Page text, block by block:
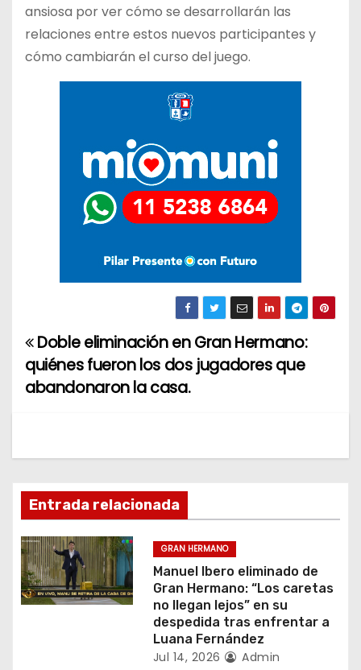
ansiosa por ver cómo se desarrollarán las
relaciones entre estos nuevos participantes y
cómo cambiarán el curso del juego.
N
a
e
g
a
c
i
Doble eliminación en Gran Hermano:
quiénes fueron los dos jugadores que
abandonaron la casa.
Entrada relacionada
GRAN HERMANO
Manuel Ibero eliminado de
Gran Hermano: “Los caretas
no llegan lejos” en su
despedida tras enfrentar a
Luana Fernández
Jul 14, 2026 Admin